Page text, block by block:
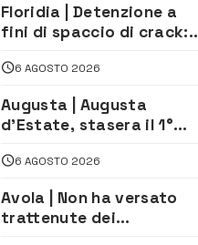
Floridia | Detenzione a
fini di spaccio di crack:
6 AGOSTO 2026
Augusta | Augusta
d’Estate, stasera il 1°
le Stelle: piazza
D’Astorga già sold out
6 AGOSTO 2026
Avola | Non ha versato
trattenute dei